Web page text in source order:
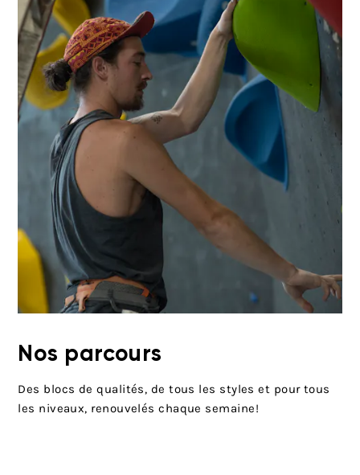
Nos parcours
Des blocs de qualités, de tous les styles et pour tous
les niveaux, renouvelés chaque semaine!